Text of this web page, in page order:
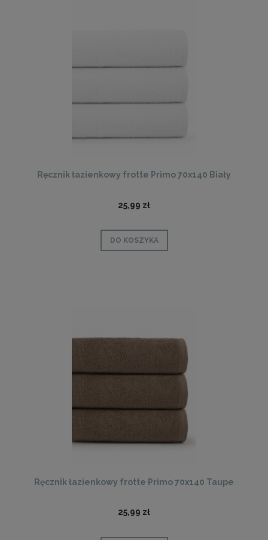
Ręcznik łazienkowy frotte Primo 70x140 Biały
25,99 zł
DO KOSZYKA
Ręcznik łazienkowy frotte Primo 70x140 Taupe
25,99 zł